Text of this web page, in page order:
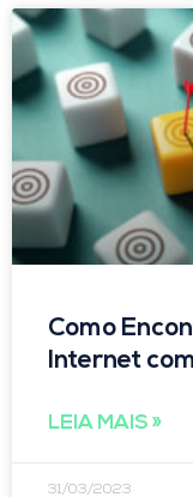
Como
Internet
LEIA MAIS »
31/03/2023